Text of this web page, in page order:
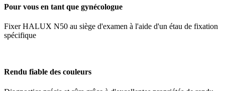
Pour vous en tant que gynécologue
Fixer HALUX N50 au siège d'examen à l'aide d'un étau de fixation
spécifique
Rendu fiable des couleurs